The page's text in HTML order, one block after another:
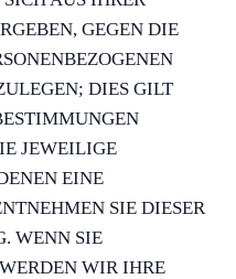
GEGEN DIE
DIES GILT
JEWEILIGE
EINE
SIE DIESER
WENN SIE
WIR IHRE